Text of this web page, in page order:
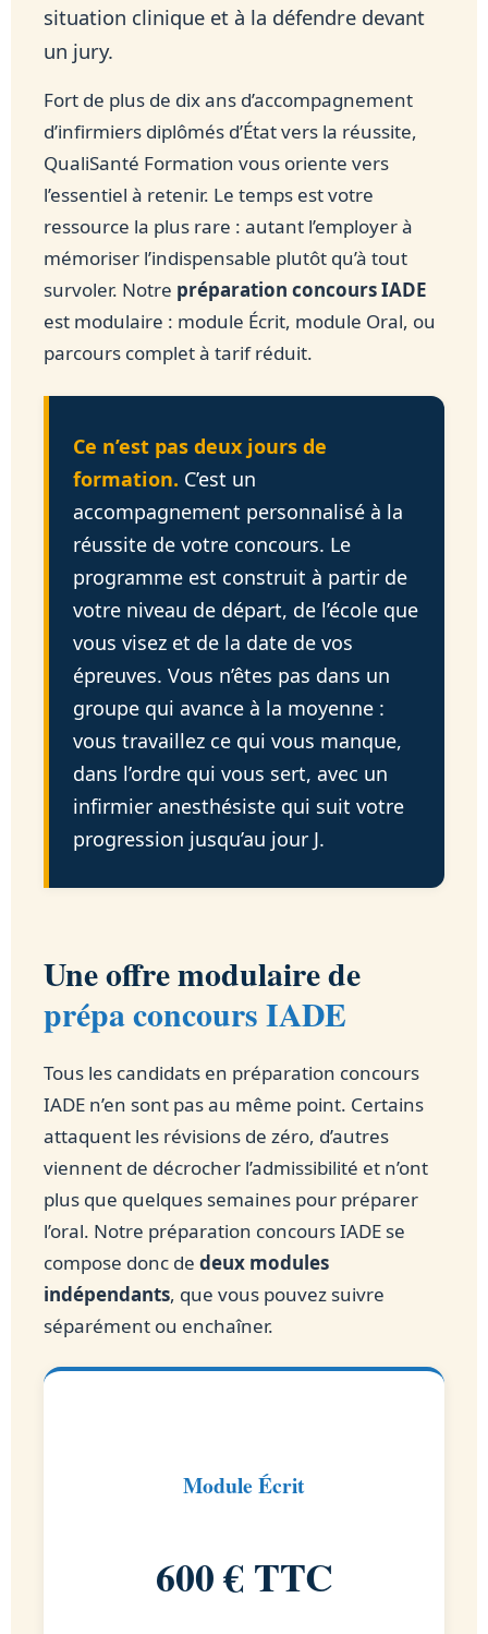
situation clinique et à la défendre devant
un jury.
Fort de plus de dix ans d’accompagnement
d’infirmiers diplômés d’État vers la réussite,
QualiSanté Formation vous oriente vers
l’essentiel à retenir. Le temps est votre
ressource la plus rare : autant l’employer à
mémoriser l’indispensable plutôt qu’à tout
survoler. Notre préparation concours IADE
est modulaire : module Écrit, module Oral, ou
parcours complet à tarif réduit.
Ce n’est pas deux jours de
formation. C’est un
accompagnement personnalisé à la
réussite de votre concours. Le
programme est construit à partir de
votre niveau de départ, de l’école que
vous visez et de la date de vos
épreuves. Vous n’êtes pas dans un
groupe qui avance à la moyenne :
vous travaillez ce qui vous manque,
dans l’ordre qui vous sert, avec un
infirmier anesthésiste qui suit votre
progression jusqu’au jour J.
Une offre modulaire de
prépa concours IADE
Tous les candidats en préparation concours
IADE n’en sont pas au même point. Certains
attaquent les révisions de zéro, d’autres
viennent de décrocher l’admissibilité et n’ont
plus que quelques semaines pour préparer
l’oral. Notre préparation concours IADE se
compose donc de deux modules
indépendants, que vous pouvez suivre
séparément ou enchaîner.
Module Écrit
600 € TTC